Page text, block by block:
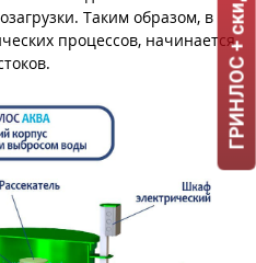
Таким образом, в
процессов, начинается